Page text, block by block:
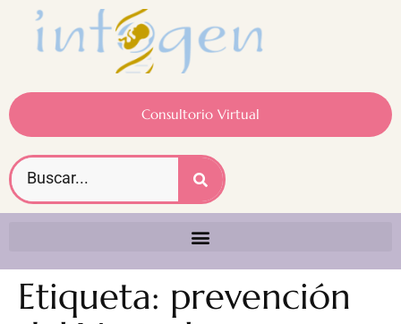
Consultorio Virtual
Etiqueta: prevención